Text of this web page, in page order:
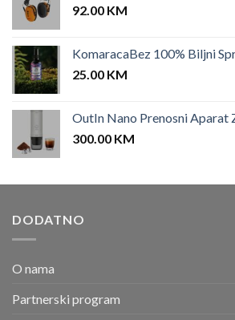
92.00 KM
KomaracaBez 100% Biljni
25.00 KM
OutIn Nano Prenosni Aparat
300.00 KM
DODATNO
O nama
Partnerski program